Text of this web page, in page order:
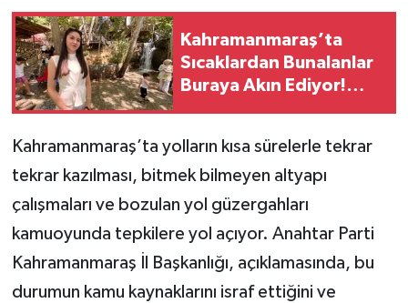
Kahramanmaraş’ta
Sıcaklardan Bunalanlar
Buraya Akın Ediyor!
Kahramanmaraş’ta yolların kısa sürelerle tekrar
tekrar kazılması, bitmek bilmeyen altyapı
çalışmaları ve bozulan yol güzergahları
kamuoyunda tepkilere yol açıyor. Anahtar Parti
Kahramanmaraş İl Başkanlığı, açıklamasında, bu
durumun kamu kaynaklarını israf ettiğini ve
KAHRAMANMARAŞ